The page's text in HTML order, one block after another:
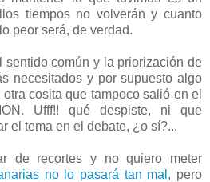
tiempos no volverán y cuanto
peor será, de verdad.
sentido común y la priorización de
necesitados y por supuesto algo
cosita que tampoco salió en el
Ufff!! qué despiste, ni que
el tema en el debate, ¿o sí?...
de recortes y no quiero meter
no lo pasará tan mal, pero